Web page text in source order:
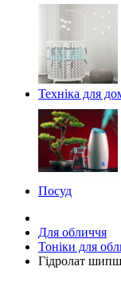
Техніка для
Посуд
Для обличчя
Тоніки для
Гідролат